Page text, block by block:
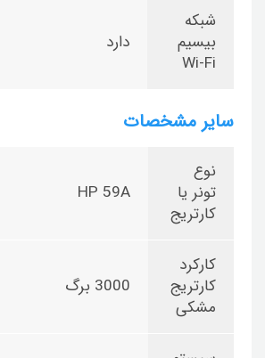
شبکه
بیسیم
Wi-Fi
دارد
سایر مشخصات
نوع
تونر یا
کارتریج
HP 59A
کارکرد
کارتریج
مشکی
3000 برگ